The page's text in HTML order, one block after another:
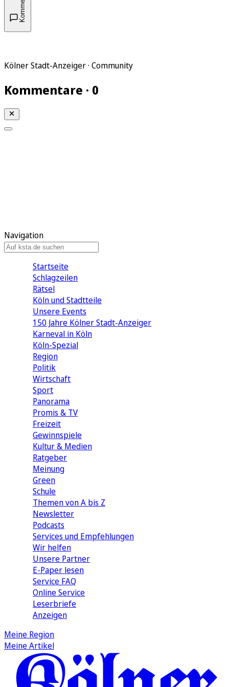
Kölner Stadt-Anzeiger · Community
Kommentare · 0
Navigation
Startseite
Schlagzeilen
Rätsel
Köln und Stadtteile
Unsere Events
150 Jahre Kölner Stadt-Anzeiger
Karneval in Köln
Köln-Spezial
Region
Politik
Wirtschaft
Sport
Panorama
Promis & TV
Freizeit
Gewinnspiele
Kultur & Medien
Ratgeber
Meinung
Green
Schule
Themen von A bis Z
Newsletter
Podcasts
Services und Empfehlungen
Wir helfen
Unsere Partner
E-Paper lesen
Service FAQ
Online Service
Leserbriefe
Anzeigen
Meine Region
Meine Artikel